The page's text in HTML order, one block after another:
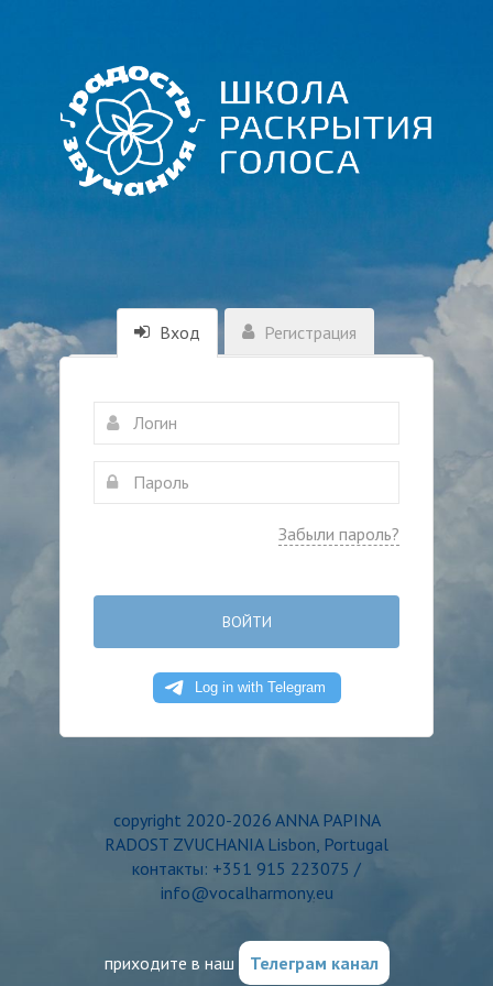
Вход Регистрация
Забыли пароль?
ВОЙТИ
copyright 2020-2026 ANNA PAPINA
RADOST ZVUCHANIA Lisbon, Portugal
контакты: +351 915 223075 /
info@vocalharmony.eu
приходите в наш Телеграм канал